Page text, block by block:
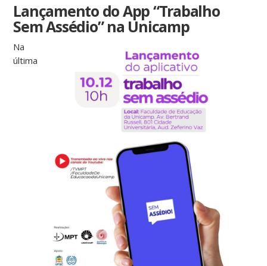
Lançamento do App “Trabalho
Sem Assédio” na Unicamp
Na
última